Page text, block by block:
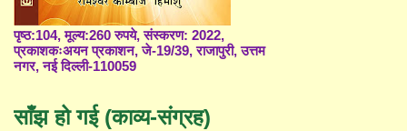
पृष्ठ:104, मूल्य:260 रुपये, संस्करण: 2022,
प्रकाशकःअयन प्रकाशन, जे-19/39, राजापुरी, उत्तम
नगर, नई दिल्ली-110059
साँझ हो गई (काव्य-संग्रह)